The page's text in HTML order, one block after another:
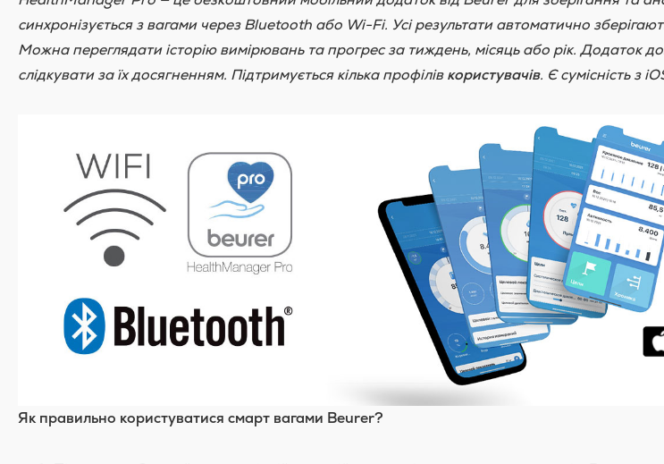
синхронізується з вагами через Bluetooth або Wi-Fi. Усі результати автоматично
Можна переглядати історію вимірювань та прогрес за тиждень, місяць або рік. Додаток
слідкувати за їх досягненням. Підтримується кілька профілівкористувачів. Є сумісність з
Як правильно користуватися смарт вагами Beurer?